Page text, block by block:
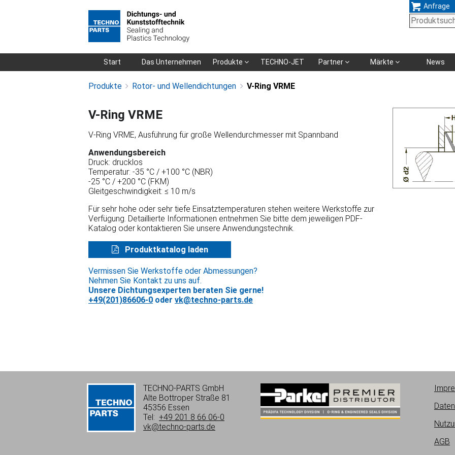
Navigation
Anfrage
Navigation
Start Das Unternehmen Produkte TECHNO-JET Partner Märkte News
Produkte Rotor- und Wellendichtungen V-Ring VRME
V-Ring VRME
V-Ring VRME, Ausführung für große Wellendurchmesser mit Spannband
Anwendungsbereich
Druck: drucklos
Temperatur: -35 °C / +100 °C (NBR)
-25 °C / +200 °C (FKM)
Gleitgeschwindigkeit: ≤ 10 m/s
Für sehr hohe oder sehr tiefe Einsatztemperaturen stehen weitere Werkstoffe zur
Verfügung. Detaillierte Informationen entnehmen Sie bitte dem jeweiligen PDF-
Katalog oder kontaktieren Sie unsere Anwendungstechnik.
Produktkatalog laden
Vermissen Sie Werkstoffe oder Abmessungen?
Nehmen Sie Kontakt zu uns auf.
Unsere Dichtungsexperten beraten Sie gerne!
+49(201)86606-0 oder vk@techno-parts.de
TECHNO-PARTS GmbH
Alte Bottroper Straße 81
45356 Essen
Tel: +49 201 8 66 06-0
vk@techno-parts.de
AGB